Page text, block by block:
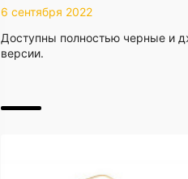
6 сентября 2022
Доступны полностью черные и
версии.